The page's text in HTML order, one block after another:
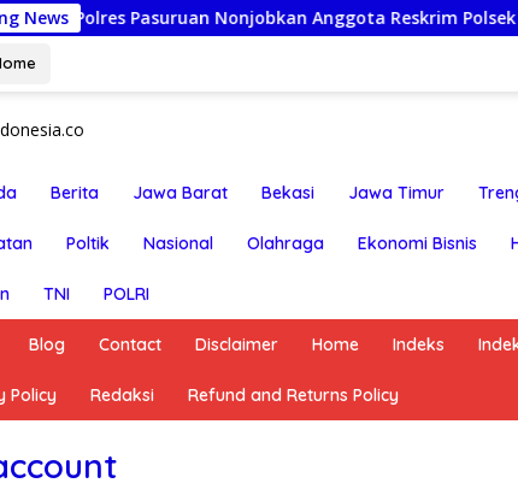
News
Pasuruan Nonjobkan Anggota Reskrim Polsek Beji,
Berita Jawa Barat Bekasi Jawa Timur
Poltik Nasional Olahraga Ekonomi Bisnis
TNI POLRI
Blog Contact Disclaimer Home Indeks
Policy Redaksi Refund and Returns Policy